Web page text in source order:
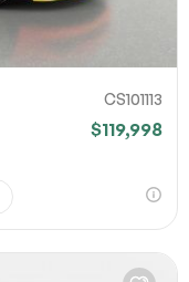
CS101113
$119,998